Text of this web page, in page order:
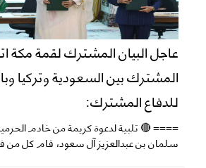
عاجل البيان المشترك لقمة مكة
المشترك بين السعودية وتركيا
للدفاع المشترك:
==== 🔴 تلبية لدعوة كريمة من خادم
سلمان بن عبدالعزيز آل سعود، قام كل من